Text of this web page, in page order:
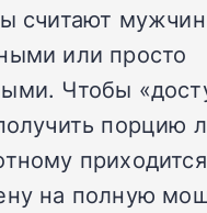
считают
или просто
Чтобы
порцию
приходится
на полную